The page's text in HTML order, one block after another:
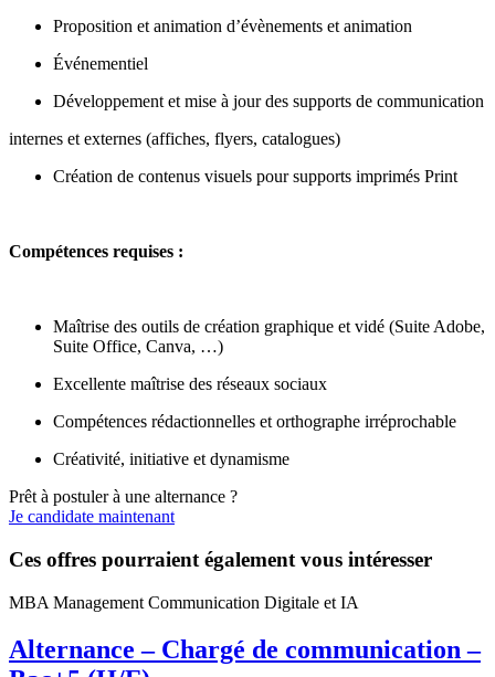
Proposition et animation d’évènements et animation
Événementiel
Développement et mise à jour des supports de communication
internes et externes (affiches, flyers, catalogues)
Création de contenus visuels pour supports imprimés Print
Compétences requises :
Maîtrise des outils de création graphique et vidé (Suite Adobe,
Suite Office, Canva, …)
Excellente maîtrise des réseaux sociaux
Compétences rédactionnelles et orthographe irréprochable
Créativité, initiative et dynamisme
Prêt à postuler à une alternance ?
Je candidate maintenant
Ces offres pourraient également vous intéresser
MBA Management Communication Digitale et IA
Alternance – Chargé de communication –